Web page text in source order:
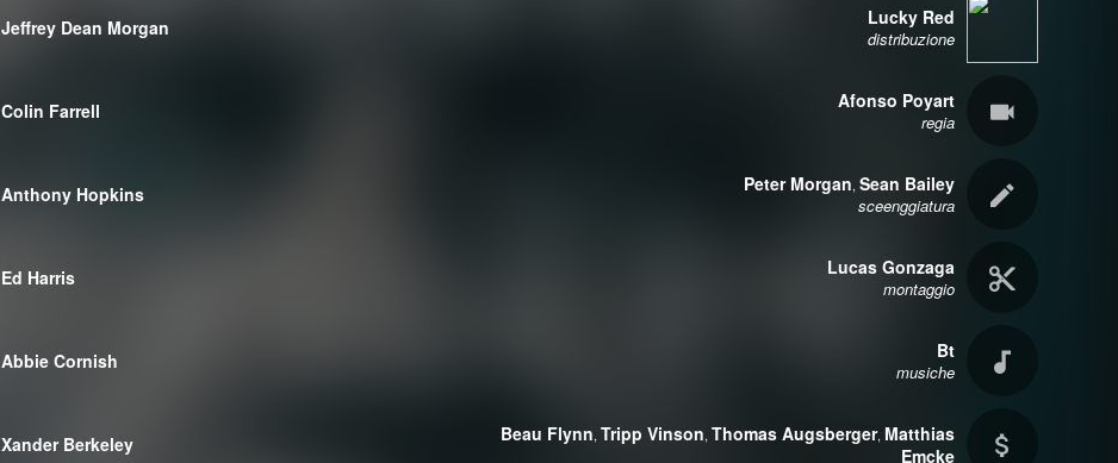
Jeffrey Dean Morgan
Colin Farrell
Anthony Hopkins
Ed Harris
Abbie Cornish
Xander Berkeley
Lucky Red
distribuzione
Afonso Poyart
regia
Peter Morgan, Sean Bailey
sceenggiatura
Lucas Gonzaga
montaggio
Bt
musiche
Beau Flynn, Tripp Vinson, Thomas Augsberger, Matthias
Emcke